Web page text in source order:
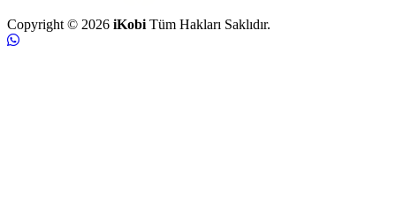
Copyright © 2026 iKobi Tüm Hakları Saklıdır.